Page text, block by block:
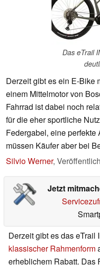
Das eTrail
Derzeit gibt es ein E-Bike
einem Mittelmotor von
Fahrrad ist dabei noch
für die eher sportliche
Federgabel, eine perfekte
müssen Käufer aber bei
Silvio Werner,
Jetzt
Derzeit gibt es das eTrail
klassischer Rahmenform
erheblichem Rabatt. Das